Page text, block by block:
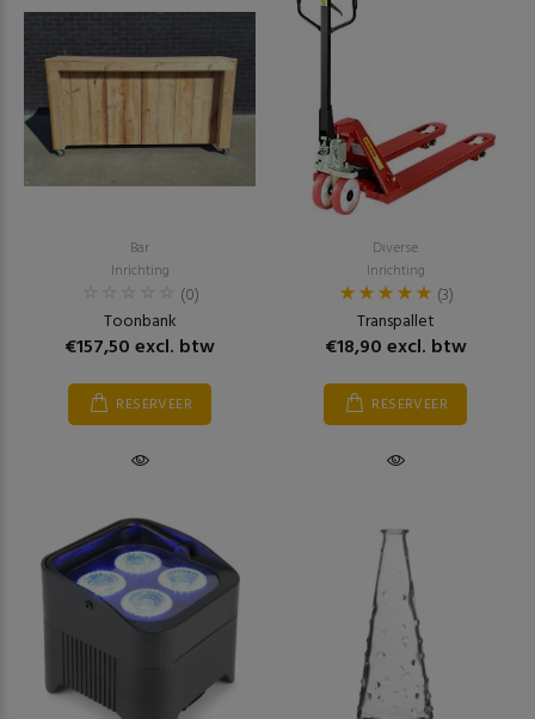
Bar
Inrichting
(0)
Toonbank
€157,50 excl. btw
RESERVEER
Diverse
Inrichting
(3)
Transpallet
€18,90 excl. btw
RESERVEER